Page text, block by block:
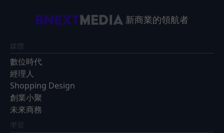
新商業的領航者
媒體
數位時代
經理人
Shopping Design
創業小聚
未來商務
學習